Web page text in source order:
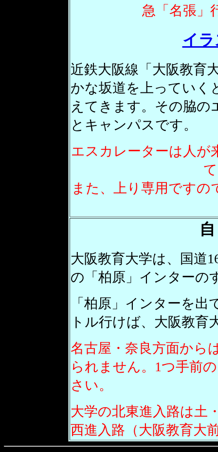
急「名張」
イ
近鉄大阪線「大阪教育
かな坂道を上っていく
えてきます。その脇の
とキャンパスです。
エスカレーターは人が
また、上り専用です
大阪教育大学は、国道
の「柏原」インターの
「柏原」インターを出
トル行けば、大阪教育
名古屋・奈良方面から
られません。1つ手前
さい。
大学の北東進入路は土
西進入路（大阪教育大